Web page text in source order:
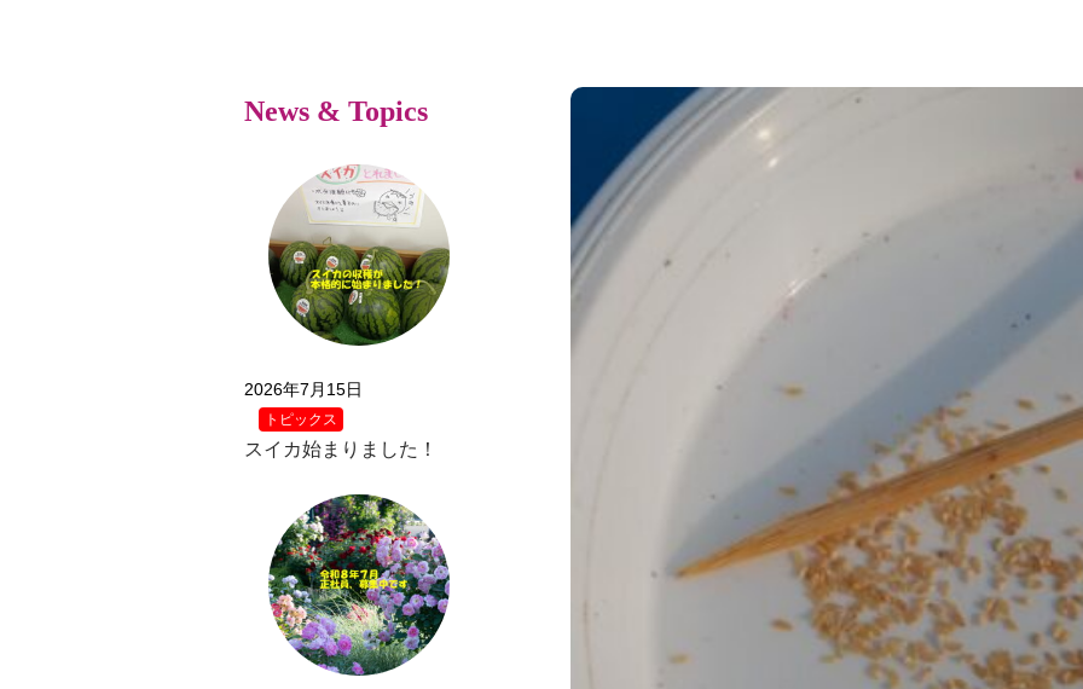
News & Topics
2026年7月15日
トピックス
スイカ始まりました！